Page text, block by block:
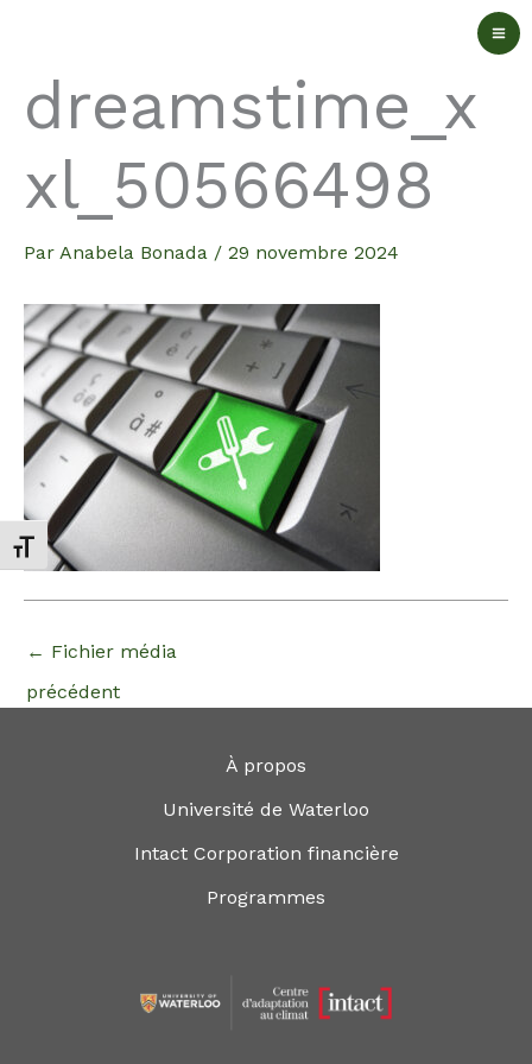
Changer la taille de la police
contenu
dreamstime_x
xl_50566498
Par Anabela Bonada / 29 novembre 2024
← Fichier média
précédent
À propos
Université de Waterloo
Intact Corporation financière
Programmes